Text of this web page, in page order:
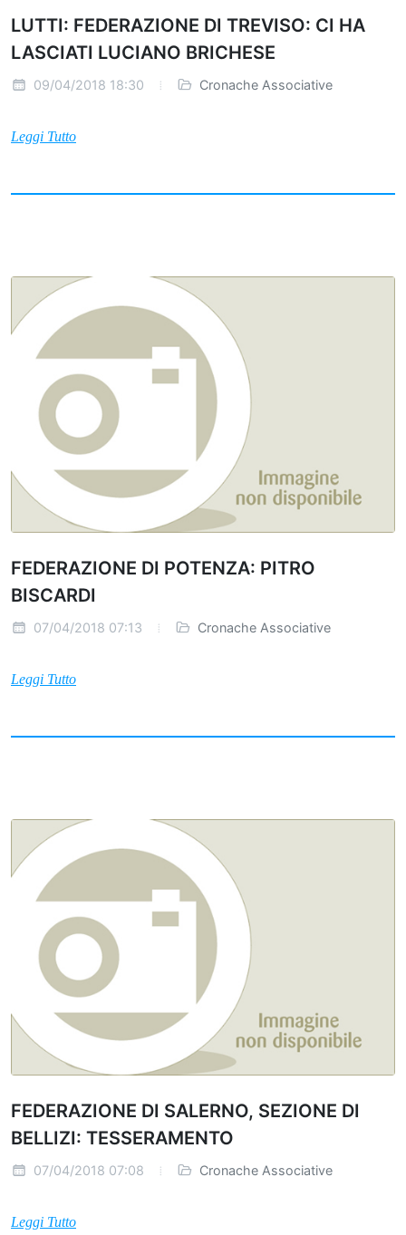
LUTTI: FEDERAZIONE DI TREVISO: CI HA
LASCIATI LUCIANO BRICHESE
09/04/2018 18:30 Cronache Associative
Leggi Tutto
FEDERAZIONE DI POTENZA: PITRO
BISCARDI
07/04/2018 07:13 Cronache Associative
Leggi Tutto
FEDERAZIONE DI SALERNO, SEZIONE DI
BELLIZI: TESSERAMENTO
07/04/2018 07:08 Cronache Associative
Leggi Tutto